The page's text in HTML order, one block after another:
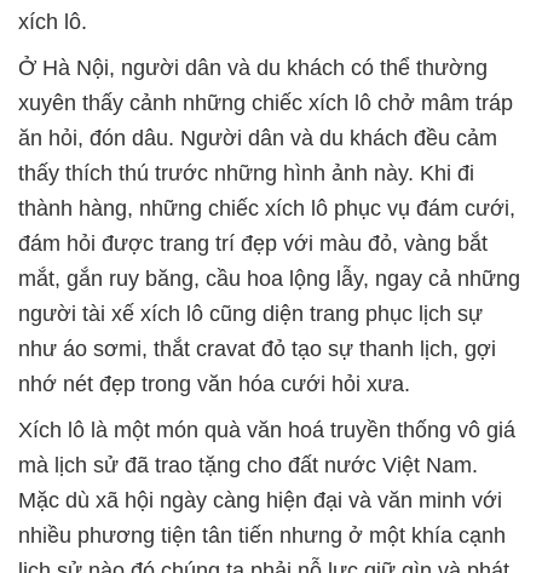
xích lô.
Ở Hà Nội, người dân và du khách có thể thường
xuyên thấy cảnh những chiếc xích lô chở mâm tráp
ăn hỏi, đón dâu. Người dân và du khách đều cảm
thấy thích thú trước những hình ảnh này. Khi đi
thành hàng, những chiếc xích lô phục vụ đám cưới,
đám hỏi được trang trí đẹp với màu đỏ, vàng bắt
mắt, gắn ruy băng, cầu hoa lộng lẫy, ngay cả những
người tài xế xích lô cũng diện trang phục lịch sự
như áo sơmi, thắt cravat đỏ tạo sự thanh lịch, gợi
nhớ nét đẹp trong văn hóa cưới hỏi xưa.
Xích lô là một món quà văn hoá truyền thống vô giá
mà lịch sử đã trao tặng cho đất nước Việt Nam.
Mặc dù xã hội ngày càng hiện đại và văn minh với
nhiều phương tiện tân tiến nhưng ở một khía cạnh